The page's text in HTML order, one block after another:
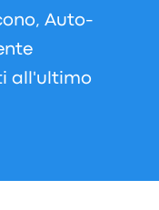
Auto-
all'ultimo